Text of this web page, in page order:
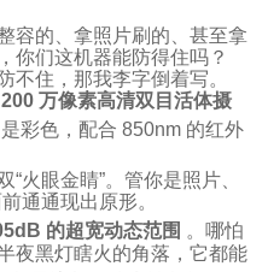
容的、拿照片刷的、甚至拿
你们这机器能防得住吗？
不住，那我李字倒着写。
万像素高清双目活体摄
彩色，配合 850nm 的红外
火眼金睛”。管你是照片、
通通现出原形。
的超宽动态范围 。哪怕
夜黑灯瞎火的角落，它都能